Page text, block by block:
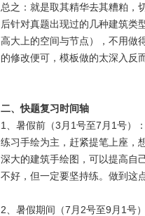
总之：就是取其精华去其糟粕，
后针对真题出现过的几种建筑类
高大上的空间与节点），不用做
的修改便可，模板做的太深入反
二、快题复习时间轴
1、暑假前（3月1号至7月1号）
练习手绘为主，赶紧提笔上座，
深大的建筑手绘图，可以提高自
不好，但一定要坚持练。做到这
2、暑假期间（7月2号至9月1号